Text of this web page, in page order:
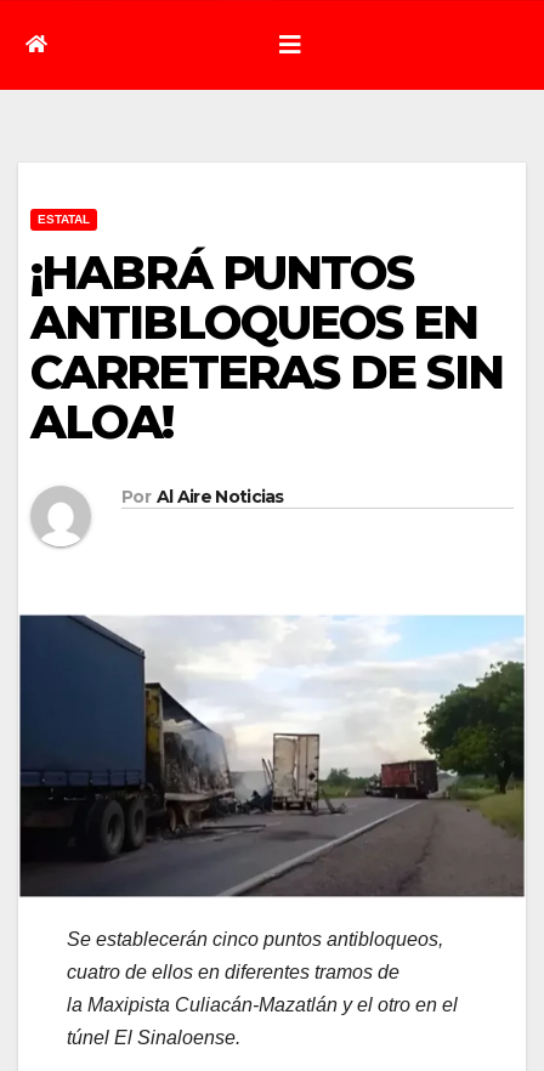
ESTATAL
¡HABRÁ PUNTOS
ANTIBLOQUEOS EN
CARRETERAS DE SIN
ALOA!
Por Al Aire Noticias
Se establecerán cinco puntos antibloqueos,
cuatro de ellos en diferentes tramos de
la Maxipista Culiacán-Mazatlán y el otro en el
túnel El Sinaloense.